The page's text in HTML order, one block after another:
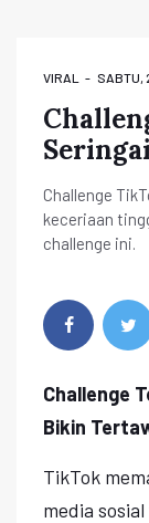
VIRAL SABTU,
Challenge
keceriaan
challenge ini.
Challenge
Bikin
TikTok
media